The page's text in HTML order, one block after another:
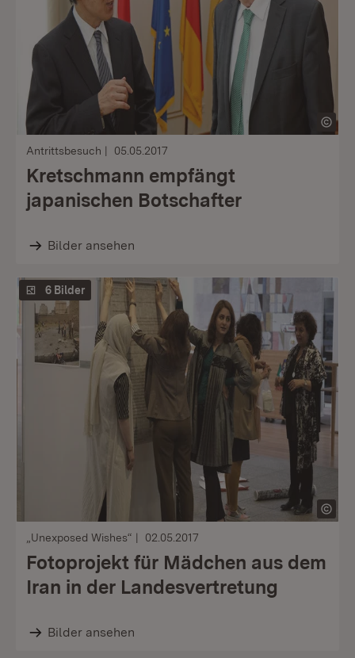
Antrittsbesuch 05.05.2017
Kretschmann empfängt
japanischen Botschafter
Bilder ansehen
6 Bilder
„Unexposed Wishes“ 02.05.2017
Fotoprojekt für Mädchen aus dem
Iran in der Landesvertretung
Bilder ansehen